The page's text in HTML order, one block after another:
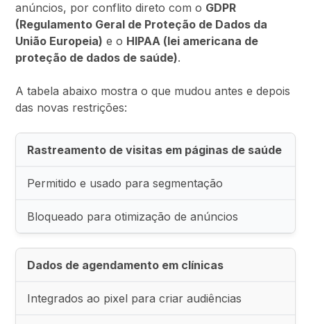
anúncios, por conflito direto com o GDPR
(Regulamento Geral de Proteção de Dados da
União Europeia) e o HIPAA (lei americana de
proteção de dados de saúde).
A tabela abaixo mostra o que mudou antes e depois
das novas restrições:
Rastreamento de visitas em páginas de saúde
Permitido e usado para segmentação
Bloqueado para otimização de anúncios
Dados de agendamento em clínicas
Integrados ao pixel para criar audiências